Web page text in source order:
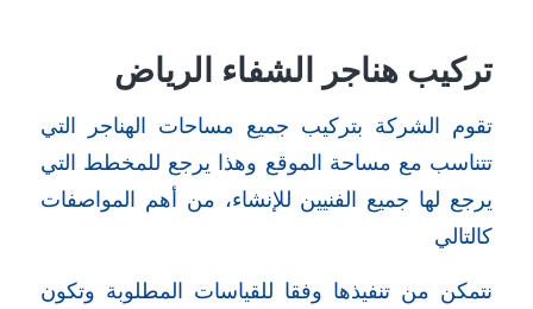
تركيب هناجر الشفاء الرياض
تقوم الشركة بتركيب جميع مساحات الهناجر التي
تتناسب مع مساحة الموقع وهذا يرجع للمخطط التي
يرجع لها جميع الفنيين للإنشاء، من أهم المواصفات
كالتالي
نتمكن من تنفيذها وفقا للقياسات المطلوبة وتكون